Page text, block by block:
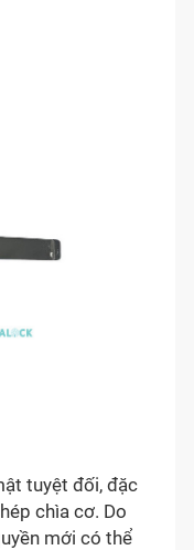
tuyệt đối, đặc
chìa cơ. Do
mới có thể